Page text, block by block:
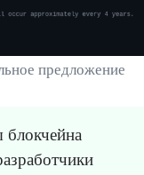
предложение
блокчейна